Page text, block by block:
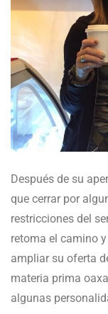
Después de su
que cerrar por
restricciones del
retoma el camino
ampliar su oferta
materia prima
algunas